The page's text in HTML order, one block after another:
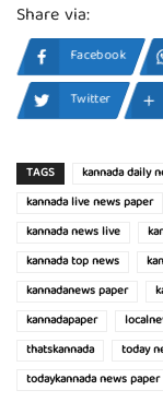
Share via:
Facebook
Twitter
TAGS kannada daily
kannada live news paper
kannada news live
kannada top news
kannadanews paper
kannadapaper
thatskannada
today
todaykannada news paper